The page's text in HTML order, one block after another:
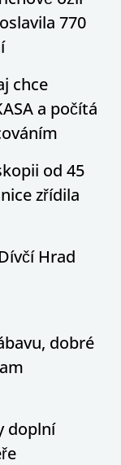
770
chce
a počítá
od 45
zřídila
Hrad
dobré
doplní